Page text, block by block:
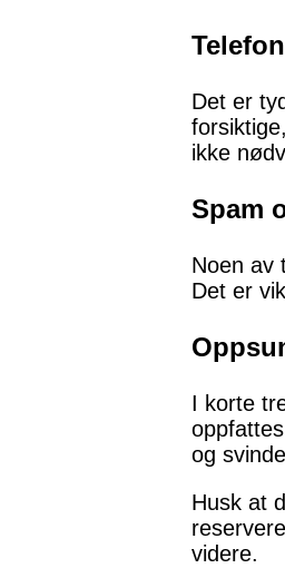
Det er
ikke
Spam
Noen av
Det er
I korte
og
Husk at
videre.